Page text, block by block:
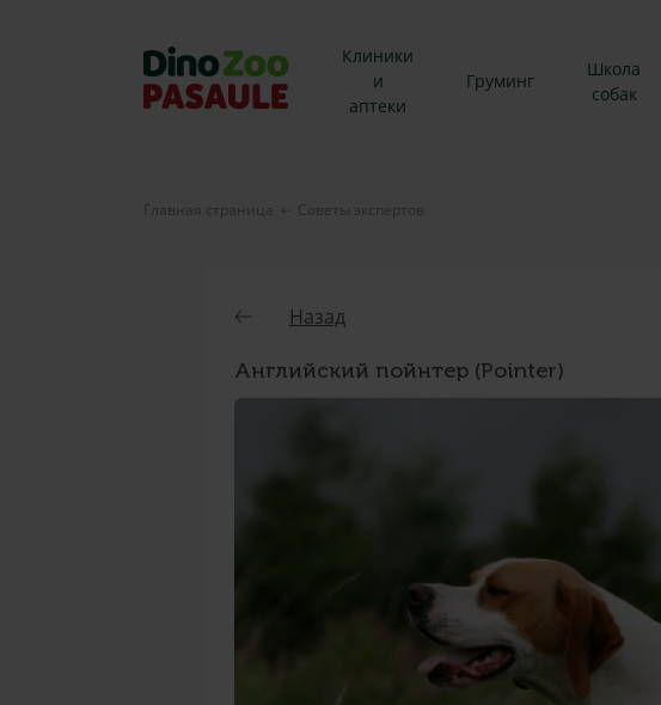
Клиники
и
аптеки
Груминг
Школа
собак
Главная страница Советы экспертов
Назад
Английский пойнтер (Pointer)